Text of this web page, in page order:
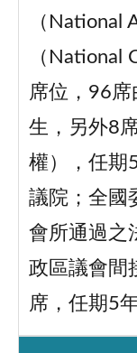
（National
（National
席位，96
生，另外8
權），任期
議院；全國
會所通過之
政區議會間
席，任期5年